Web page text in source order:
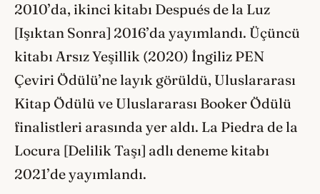
2010’da, ikinci kitabı Después de la Luz
[Işıktan Sonra] 2016’da yayımlandı. Üçüncü
kitabı Arsız Yeşillik (2020) İngiliz PEN
Çeviri Ödülü’ne layık görüldü, Uluslararası
Kitap Ödülü ve Uluslararası Booker Ödülü
finalistleri arasında yer aldı. La Piedra de la
Locura [Delilik Taşı] adlı deneme kitabı
2021’de yayımlandı.